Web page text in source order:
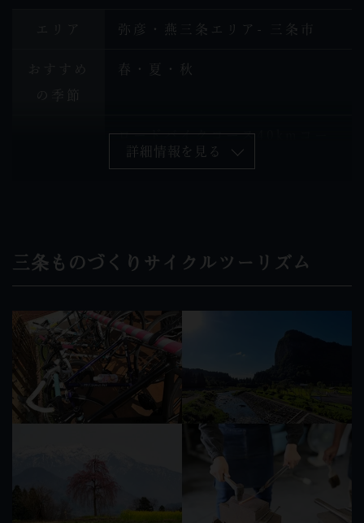
エリア 弥彦・燕三条エリア- 三条市
おすすめ
の季節
春・夏・秋
ロードバイクコース40kmコー
ス・80kmコース
詳細情報を見る
三条ものづくりサイクルツーリズム